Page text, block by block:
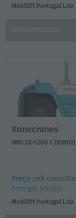
Mobilift Portugal Lda
Konecranes
SMV 28-1200 C (RORO)
Preço sob consulta
Portugal, Setúbal
Mobilift Portugal Lda